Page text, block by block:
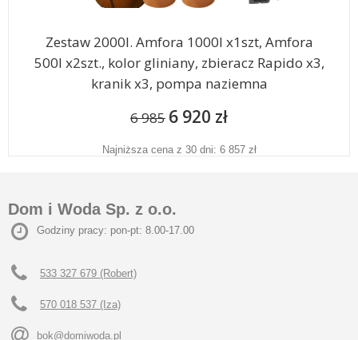
Zestaw 2000l. Amfora 1000l x1szt, Amfora
500l x2szt., kolor gliniany, zbieracz Rapido x3,
kranik x3, pompa naziemna
6 985 6 920 zł
Najniższa cena z 30 dni: 6 857 zł
Dom i Woda Sp. z o.o.
Godziny pracy: pon-pt: 8.00-17.00
533 327 679 (Robert)
570 018 537 (Iza)
bok@domiwoda.pl